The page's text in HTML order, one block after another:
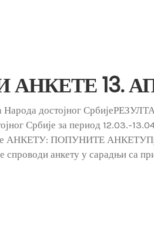
АНКЕТЕ 13.
достојног
Србије за период 12.03.-
АНКЕТУ: ПОПУНИТЕ
спроводи анкету у сарадњи са